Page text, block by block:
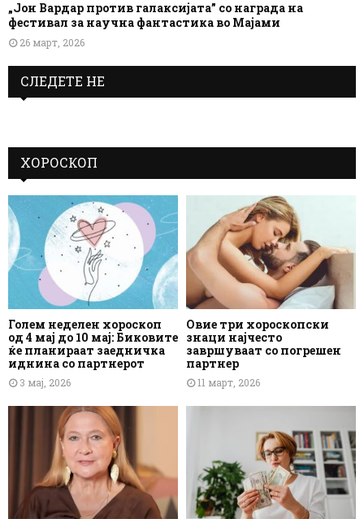
„Јон Вардар против галаксијата” со награда на
фестивал за научна фантастика во Мајами
26 март, 2026
СЛЕДЕТЕ НЕ
ХОРОСКОП
Голем неделен хороскоп
од 4 мај до 10 мај: Биковите
ќе планираат заедничка
иднина со партнерот
3 мај, 2026
Овие три хороскопски
знаци најчесто
завршуваат со погрешен
партнер
11 март, 2026